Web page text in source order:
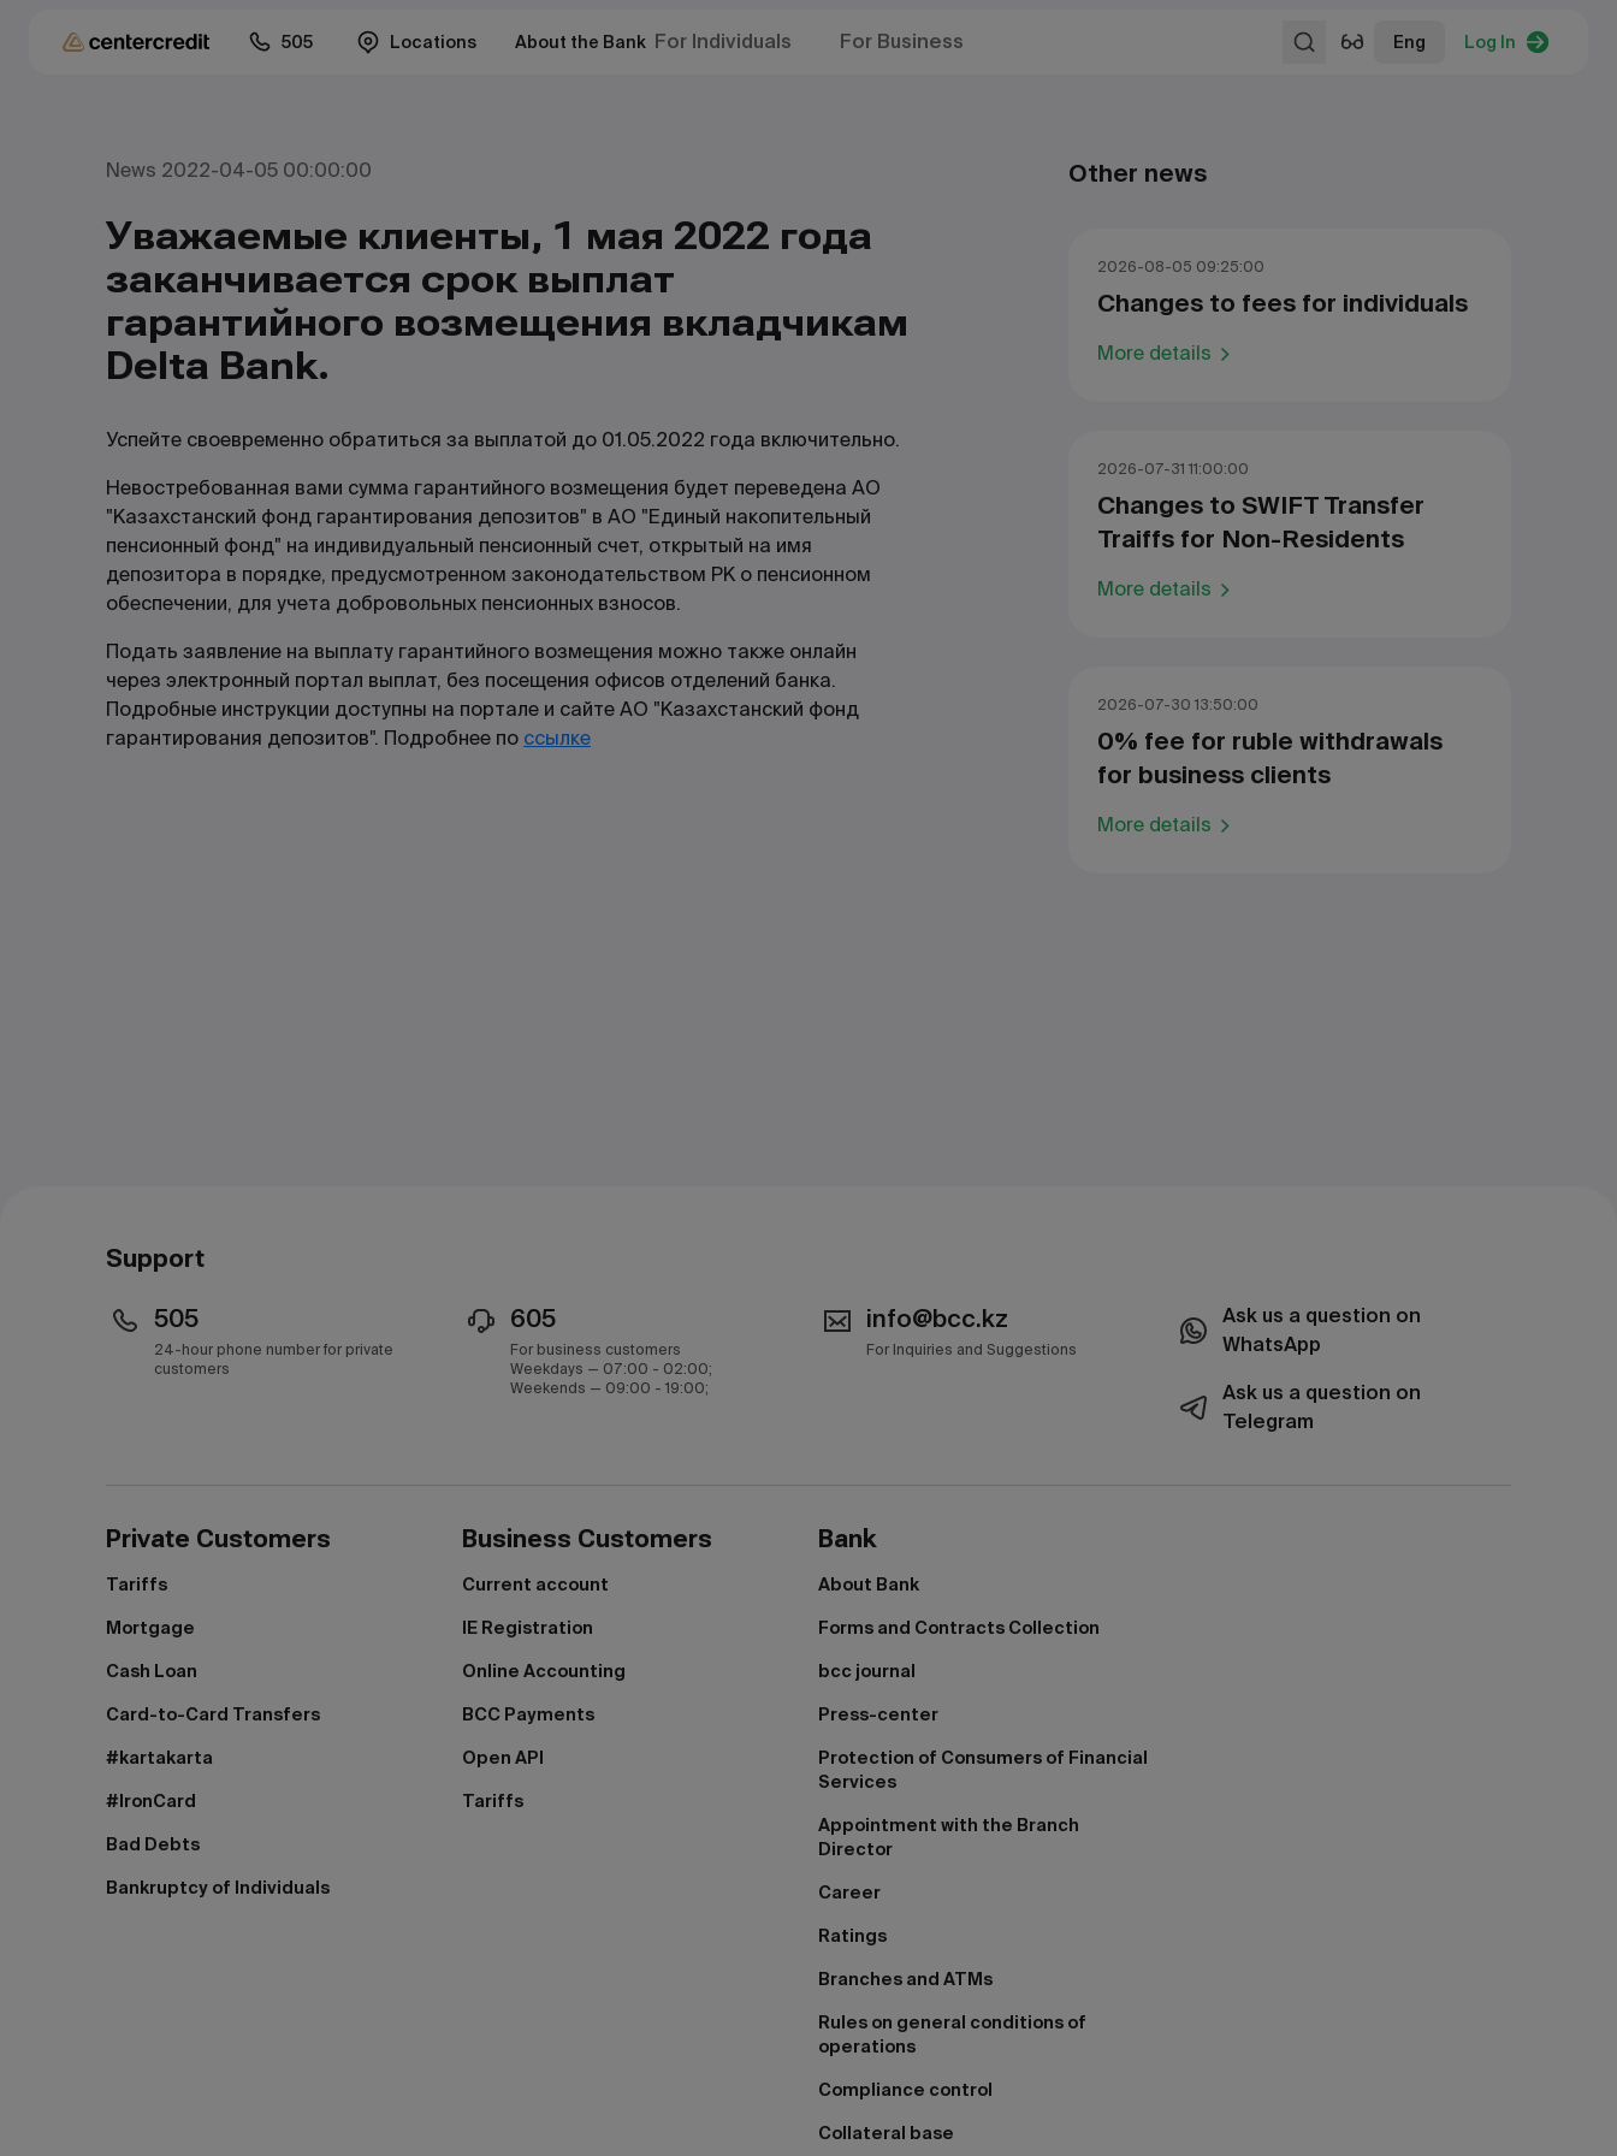
505 Locations About the Bank For Individuals For Business Eng Log In
News 2022-04-05 00:00:00
Уважаемые клиенты, 1 мая 2022 года
заканчивается срок выплат
гарантийного возмещения вкладчикам
Delta Bank.
Успейте своевременно обратиться за выплатой до 01.05.2022 года включительно.
Невостребованная вами сумма гарантийного возмещения будет переведена АО
"Казахстанский фонд гарантирования депозитов" в АО "Единый накопительный
пенсионный фонд" на индивидуальный пенсионный счет, открытый на имя
депозитора в порядке, предусмотренном законодательством РК о пенсионном
обеспечении, для учета добровольных пенсионных взносов.
Подать заявление на выплату гарантийного возмещения можно также онлайн
через электронный портал выплат, без посещения офисов отделений банка.
Подробные инструкции доступны на портале и сайте АО "Казахстанский фонд
гарантирования депозитов". Подробнее по ссылке
Other news
2026-08-05 09:25:00
Changes to fees for individuals
More details
2026-07-31 11:00:00
Changes to SWIFT Transfer
Traiffs for Non-Residents
More details
2026-07-30 13:50:00
0% fee for ruble withdrawals
for business clients
More details
Support
505
24-hour phone number for private
customers
605
For business customers
Weekdays — 07:00 - 02:00;
Weekends — 09:00 - 19:00;
info@bcc.kz
For Inquiries and Suggestions
Ask us a question on
WhatsApp
Ask us a question on
Telegram
Private Customers
Tariffs
Mortgage
Cash Loan
Card-to-Card Transfers
#kartakarta
#IronCard
Bad Debts
Bankruptcy of Individuals
Business Customers
Current account
IE Registration
Online Accounting
BCC Payments
Open API
Tariffs
Bank
About Bank
Forms and Contracts Collection
bcc journal
Press-center
Protection of Consumers of Financial
Services
Appointment with the Branch
Director
Career
Ratings
Branches and ATMs
Rules on general conditions of
operations
Compliance control
Collateral base